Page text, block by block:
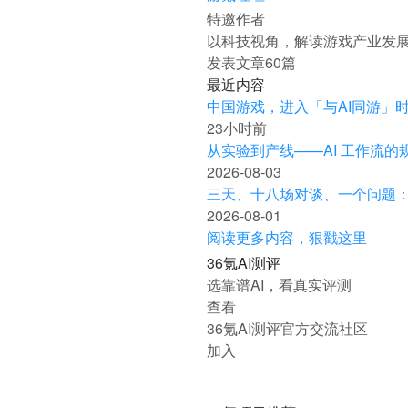
特邀作者
以科技视角，解读游戏产业发
发表文章60篇
最近内容
中国游戏，进入「与AI同游」
23小时前
从实验到产线——AI 工作流的
2026-08-03
三天、十八场对谈、一个问题
2026-08-01
阅读更多内容，狠戳这里
36氪AI测评
选靠谱AI，看真实评测
查看
36氪AI测评官方交流社区
加入